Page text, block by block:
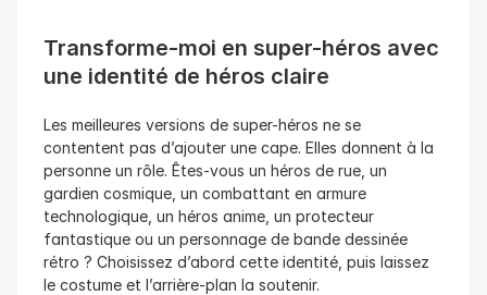
Transforme-moi en super-héros avec
une identité de héros claire
Les meilleures versions de super-héros ne se
contentent pas d’ajouter une cape. Elles donnent à la
personne un rôle. Êtes-vous un héros de rue, un
gardien cosmique, un combattant en armure
technologique, un héros anime, un protecteur
fantastique ou un personnage de bande dessinée
rétro ? Choisissez d’abord cette identité, puis laissez
le costume et l’arrière-plan la soutenir.